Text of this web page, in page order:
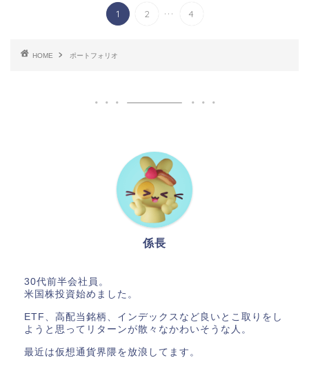
1 2 ... 4
HOME ポートフォリオ
係長
30代前半会社員。
米国株投資始めました。
ETF、高配当銘柄、インデックスなど良いとこ取りをし
ようと思ってリターンが散々なかわいそうな人。
最近は仮想通貨界隈を放浪してます。